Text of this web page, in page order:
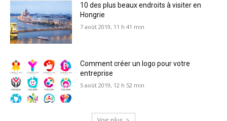
10 des plus beaux endroits à visiter en
Hongrie
7 août 2019, 11 h 41 min
Comment créer un logo pour votre
entreprise
5 août 2019, 12 h 52 min